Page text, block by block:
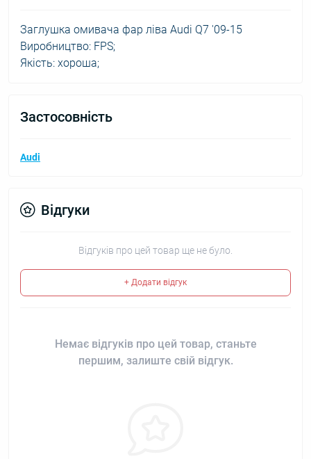
Заглушка омивача фар ліва Audi Q7 '09-15
Виробництво: FPS;
Якість: хороша;
Застосовність
Audi
Відгуки
Відгуків про цей товар ще не було.
+ Додати відгук
Немає відгуків про цей товар, станьте
першим, залиште свій відгук.